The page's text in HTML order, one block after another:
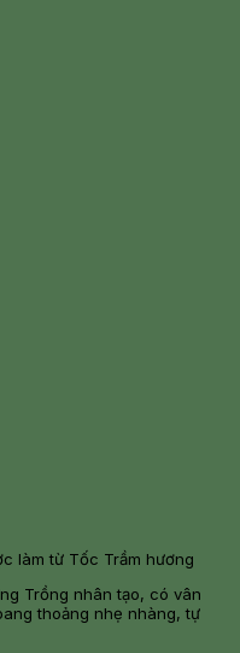
làm từ Tốc Trầm hương
Trồng nhân tạo, có vân
thoảng nhẹ nhàng, tự